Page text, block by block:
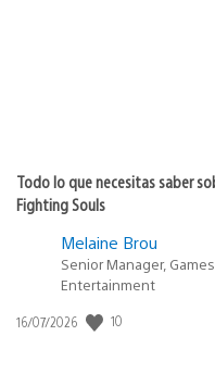
Todo lo que necesitas saber
Fighting Souls
Melaine Brou
Senior Manager,
Entertainment
Fecha
16/07/2026 10